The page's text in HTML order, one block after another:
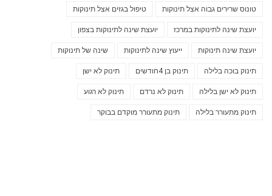
טונוס שרירים גבוה אצל תינוקות טיפול בגזים אצל תינוקות
יועצת שינה לתינוקות במרכז יועצת שינה לתינוקות בצפון
יועצת שינה תינוקות ייעוץ שינה לתינוקות שינה של תינוקות
תינוק בוכה בלילה תינוק בן 4חודשים תינוק לא ישן
תינוק לא ישן בלילה תינוק לא נרדם תינוק לא רגוע
תינוק מתעורר בלילה תינוק מתעורר מוקדם בבוקר